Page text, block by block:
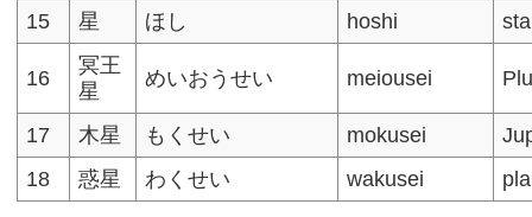
15
星 ほし hoshi
16
冥王
星
めいおうせい meiousei
17 木星 もくせい mokusei
18
惑星 わくせい wakusei